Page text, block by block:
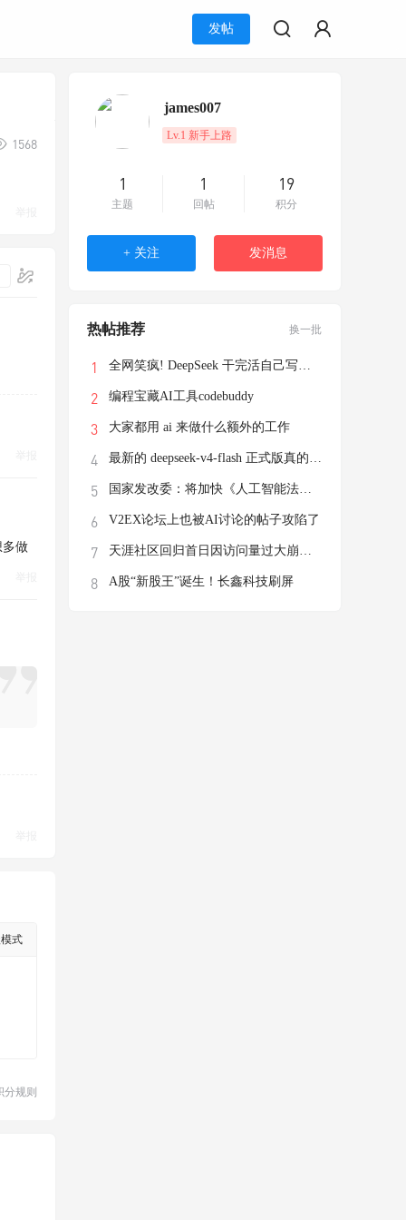
发帖
1568
多做
式
分规则
james007
Lv.1 新手上路
1
主题
1
回帖
19
积分
+ 关注 发消息
热帖推荐 换一批
全网笑疯! DeepSeek 干完活自己写了个游戏
编程宝藏AI工具codebuddy
大家都用 ai 来做什么额外的工作
最新的 deepseek-v4-flash 正式版真的有这
国家发改委：将加快《人工智能法》立法进程
V2EX论坛上也被AI讨论的帖子攻陷了
天涯社区回归首日因访问量过大崩溃，前执行
A股“新股王”诞生！长鑫科技刷屏